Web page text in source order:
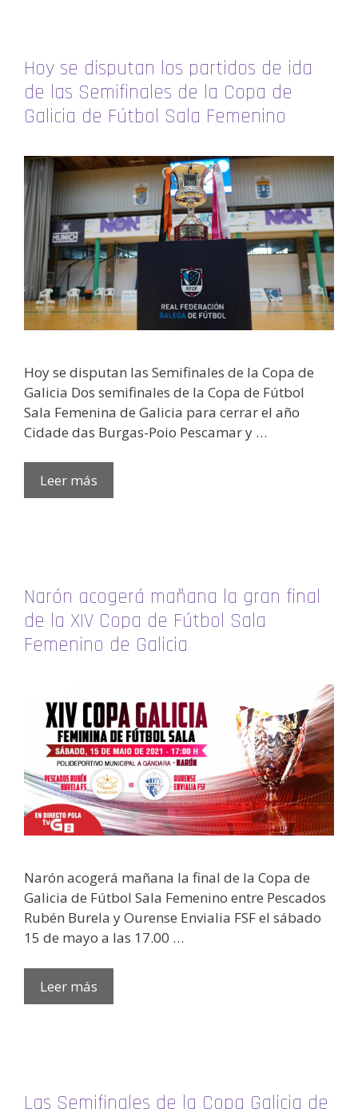
Hoy se disputan los partidos de ida
de las Semifinales de la Copa de
Galicia de Fútbol Sala Femenino
Hoy se disputan las Semifinales de la Copa de
Galicia Dos semifinales de la Copa de Fútbol
Sala Femenina de Galicia para cerrar el año
Cidade das Burgas-Poio Pescamar y …
Leer más
Narón acogerá mañana la gran final
de la XIV Copa de Fútbol Sala
Femenino de Galicia
Narón acogerá mañana la final de la Copa de
Galicia de Fútbol Sala Femenino entre Pescados
Rubén Burela y Ourense Envialia FSF el sábado
15 de mayo a las 17.00 …
Leer más
Las Semifinales de la Copa Galicia de